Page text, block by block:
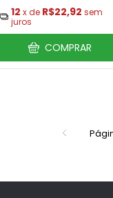
12 x de R$22,92 sem
juros
COMPRAR